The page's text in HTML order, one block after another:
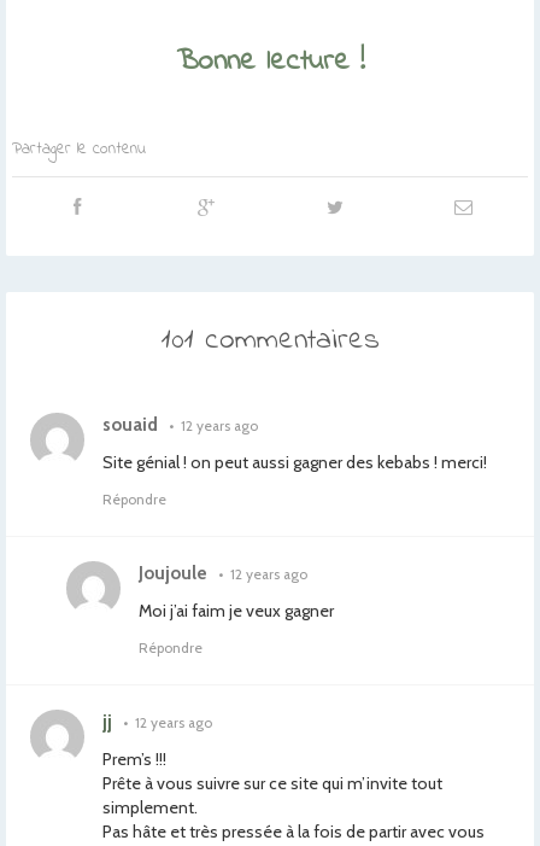
Bonne lecture !
Partager le contenu
101 commentaires
souaid • 12 years ago
Site génial ! on peut aussi gagner des kebabs ! merci!
Répondre
Joujoule • 12 years ago
Moi j’ai faim je veux gagner
Répondre
jj • 12 years ago
Prem’s !!!
Prête à vous suivre sur ce site qui m’invite tout
simplement.
Pas hâte et très pressée à la fois de partir avec vous